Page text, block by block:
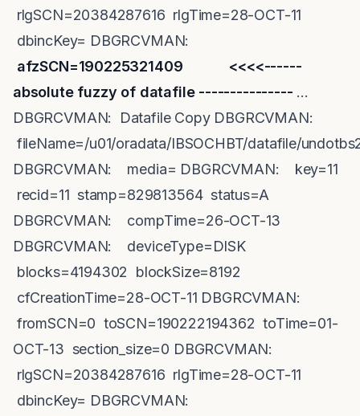
rlgSCN=20384287616 rlgTime=28-OCT-11
dbincKey= DBGRCVMAN:
afzSCN=190225321409 <<<<------
absolute fuzzy of datafile --------------- ...
DBGRCVMAN: Datafile Copy DBGRCVMAN:
fileName=/u01/oradata/IBSOCHBT/datafile/
DBGRCVMAN: media= DBGRCVMAN: key=11
recid=11 stamp=829813564 status=A
DBGRCVMAN: compTime=26-OCT-13
DBGRCVMAN: deviceType=DISK
blocks=4194302 blockSize=8192
cfCreationTime=28-OCT-11 DBGRCVMAN:
fromSCN=0 toSCN=190222194362 toTime=01-
OCT-13 section_size=0 DBGRCVMAN:
rlgSCN=20384287616 rlgTime=28-OCT-11
dbincKey= DBGRCVMAN: